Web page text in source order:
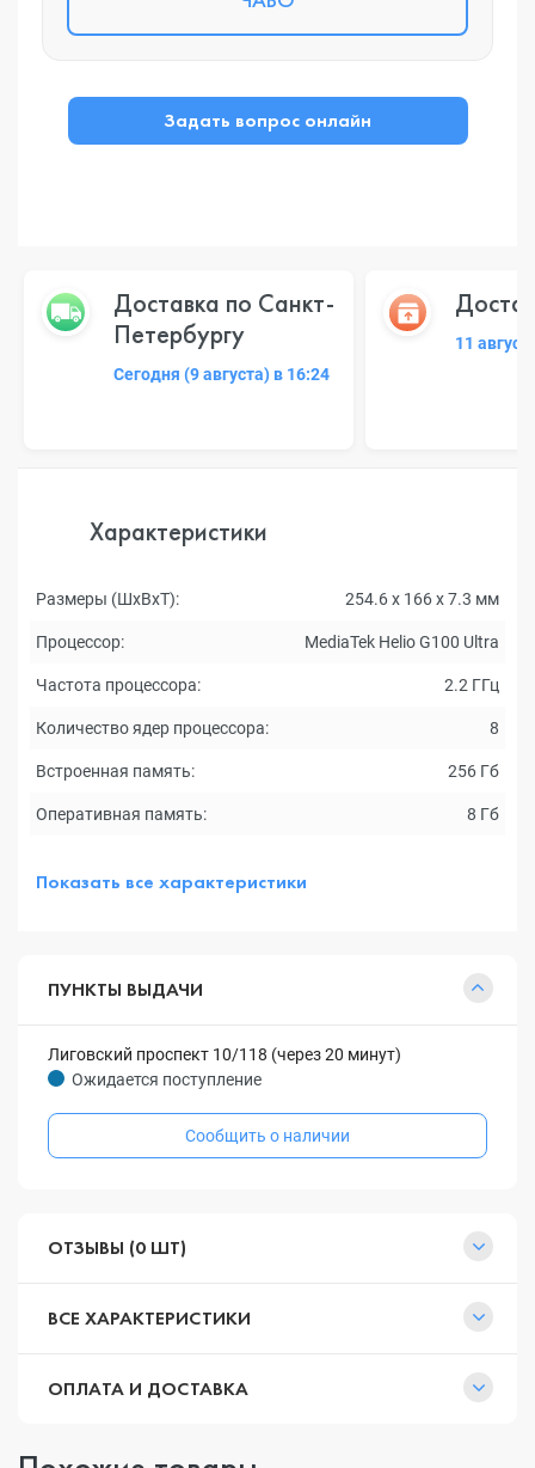
Задать вопрос онлайн
Доставка по Санкт-
Петербургу
Сегодня (9 августа) в 16:24
11
Характеристики
Размеры (ШxВxТ): 254.6 x 166 x 7.3 мм
Процессор: MediaTek Helio G100 Ultra
Частота процессора: 2.2 ГГц
Количество ядер процессора: 8
Встроенная память: 256 Гб
Оперативная память: 8 Гб
Показать все характеристики
ПУНКТЫ ВЫДАЧИ
Лиговский проспект 10/118 (через 20 минут)
Ожидается поступление
Сообщить о наличии
ОТЗЫВЫ (0 ШТ)
ВСЕ ХАРАКТЕРИСТИКИ
ОПЛАТА И ДОСТАВКА